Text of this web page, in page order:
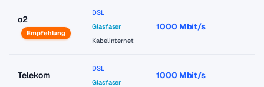
o2
Empfehlung
DSL
Glasfaser
Kabelinternet
1000 Mbit/s
Telekom
DSL
Glasfaser
1000 Mbit/s